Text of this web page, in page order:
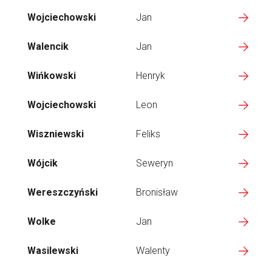
Wojciechowski Jan
Walencik Jan
Wińkowski Henryk
Wojciechowski Leon
Wiszniewski Feliks
Wójcik Seweryn
Wereszczyński Bronisław
Wolke Jan
Wasilewski Walenty